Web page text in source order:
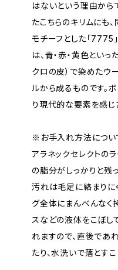
はないという理由から
たこちらのキリムにも
モチーフとした「7775
は、青・赤・黄色とい
クロの皮）で染めたウ
ルから成るものです。
り現代的な要素を感じ
※お手入れ方法につい
アラネックセレクトの
の脂分がしっかりと残
汚れは毛足に絡まりに
グ全体にまんべんなく
スなどの液体をこぼし
れますので、直後であ
たり、水洗いで落とす